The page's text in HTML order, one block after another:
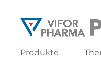
Produkte